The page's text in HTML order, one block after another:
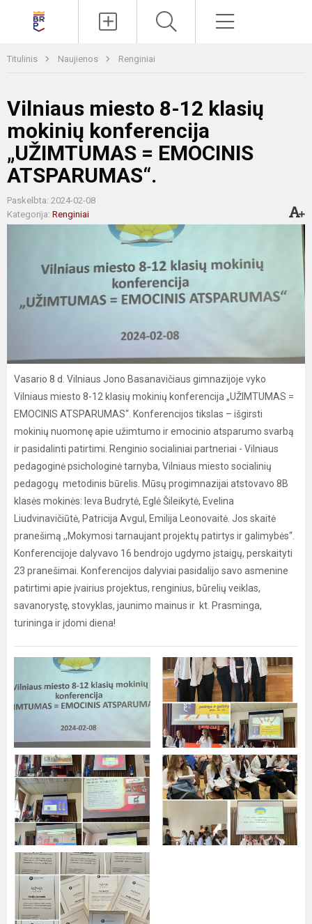
Titulinis Naujienos Renginiai
Vilniaus miesto 8-12 klasių
mokinių konferencija
„UŽIMTUMAS = EMOCINIS
ATSPARUMAS“.
Paskelbta: 2024-02-08
Kategorija: Renginiai
Vasario 8 d. Vilniaus Jono Basanavičiaus gimnazijoje vyko
Vilniaus miesto 8-12 klasių mokinių konferencija „UŽIMTUMAS =
EMOCINIS ATSPARUMAS“. Konferencijos tikslas – išgirsti
mokinių nuomonę apie užimtumo ir emocinio atsparumo svarbą
ir pasidalinti patirtimi. Renginio socialiniai partneriai - Vilniaus
pedagoginė psichologinė tarnyba, Vilniaus miesto socialinių
pedagogų metodinis būrelis. Mūsų progimnazijai atstovavo 8B
klasės mokinės: Ieva Budrytė, Eglė Šileikytė, Evelina
Liudvinavičiūtė, Patricija Avgul, Emilija Leonovaitė. Jos skaitė
pranešimą ,,Mokymosi tarnaujant projektų patirtys ir galimybės“.
Konferencijoje dalyvavo 16 bendrojo ugdymo įstaigų, perskaityti
23 pranešimai. Konferencijos dalyviai pasidalijo savo asmenine
patirtimi apie įvairius projektus, renginius, būrelių veiklas,
savanorystę, stovyklas, jaunimo mainus ir kt. Prasminga,
turininga ir įdomi diena!